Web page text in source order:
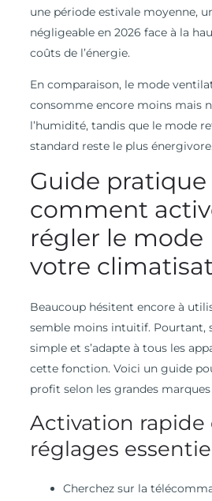
une période estivale moyenne,
négligeable en 2026 face à la
coûts de l’énergie.
En comparaison, le mode
consomme encore moins mais
l’humidité, tandis que le mode
standard reste le plus
Guide pratique
comment
régler le mode
votre
Beaucoup hésitent encore à
semble moins intuitif. Pourtant,
simple et s’adapte à tous les
cette fonction. Voici un guide
profit selon les grandes marques
Activation rapide
réglages
Cherchez sur la